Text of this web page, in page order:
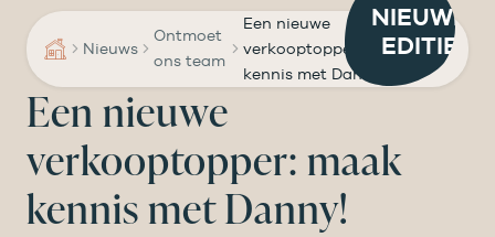
Nieuws
Ontmoet
ons team
Een nieuwe
verkooptopper: maak
kennis met Danny!
Een nieuwe
verkooptopper: maak
kennis met Danny!
NIEUWE
EDITIE